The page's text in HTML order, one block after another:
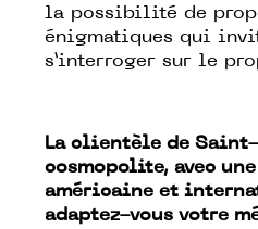
la possibilité de
énigmatiques qui
s’interroger sur le
La clientèle de Saint-
cosmopolite, avec
américaine et
adaptez-vous votre